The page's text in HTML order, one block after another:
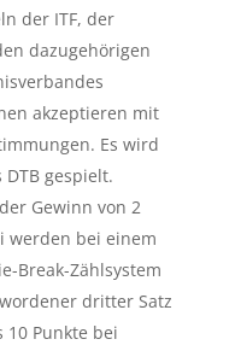
der ITF, der
dazugehörigen
akzeptieren mit
Es wird
gespielt.
Gewinn von 2
werden bei einem
Break-Zählsystem
dritter Satz
Punkte bei